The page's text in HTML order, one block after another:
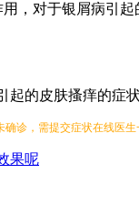
，对于银屑病引
的皮肤搔痒的症
确诊，需提交症状在线医
果呢